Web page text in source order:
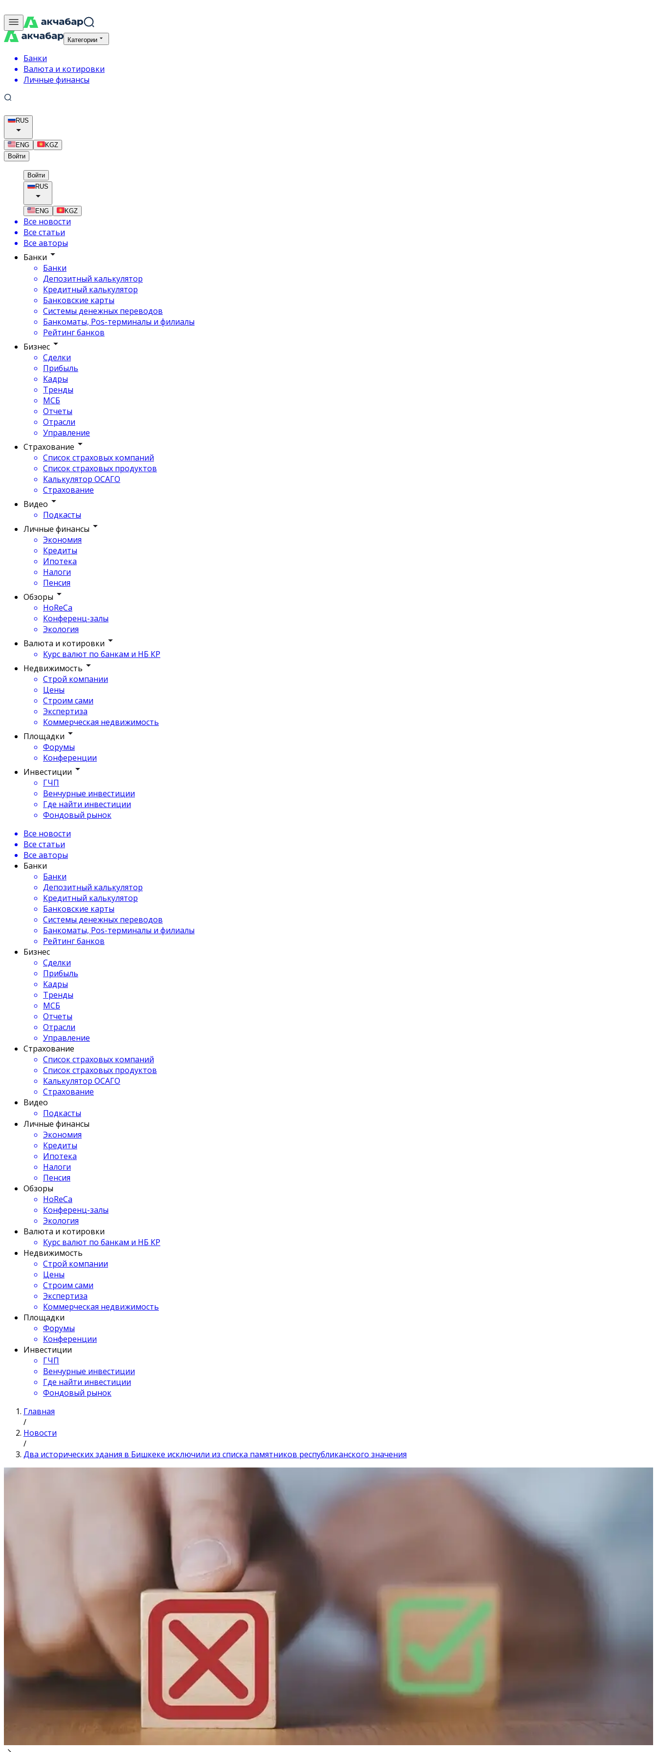
Категории
Банки
Валюта и котировки
Личные финансы
RUS
ENG
KGZ
Войти
Войти
RUS
ENG KGZ
Все новости
Все статьи
Все авторы
Банки
Банки
Депозитный калькулятор
Кредитный калькулятор
Банковские карты
Системы денежных переводов
Банкоматы, Pos-терминалы и филиалы
Рейтинг банков
Бизнес
Сделки
Прибыль
Кадры
Тренды
МСБ
Отчеты
Отрасли
Управление
Страхование
Список страховых компаний
Список страховых продуктов
Калькулятор ОСАГО
Страхование
Видео
Подкасты
Личные финансы
Экономия
Кредиты
Ипотека
Налоги
Пенсия
Обзоры
HoReCa
Конференц-залы
Экология
Валюта и котировки
Курс валют по банкам и НБ КР
Недвижимость
Строй компании
Цены
Строим сами
Экспертиза
Коммерческая недвижимость
Площадки
Форумы
Конференции
Инвестиции
ГЧП
Венчурные инвестиции
Где найти инвестиции
Фондовый рынок
Все новости
Все статьи
Все авторы
Банки
Банки
Депозитный калькулятор
Кредитный калькулятор
Банковские карты
Системы денежных переводов
Банкоматы, Pos-терминалы и филиалы
Рейтинг банков
Бизнес
Сделки
Прибыль
Кадры
Тренды
МСБ
Отчеты
Отрасли
Управление
Страхование
Список страховых компаний
Список страховых продуктов
Калькулятор ОСАГО
Страхование
Видео
Подкасты
Личные финансы
Экономия
Кредиты
Ипотека
Налоги
Пенсия
Обзоры
HoReCa
Конференц-залы
Экология
Валюта и котировки
Курс валют по банкам и НБ КР
Недвижимость
Строй компании
Цены
Строим сами
Экспертиза
Коммерческая недвижимость
Площадки
Форумы
Конференции
Инвестиции
ГЧП
Венчурные инвестиции
Где найти инвестиции
Фондовый рынок
Главная
/
Новости
/
Два исторических здания в Бишкеке исключили из списка памятников республиканского значения